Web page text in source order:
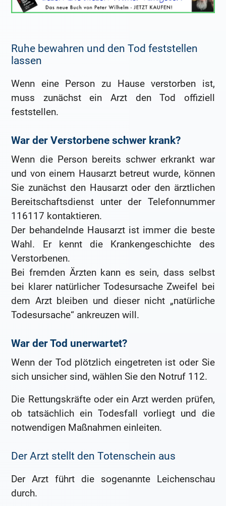
Ruhe bewahren und den Tod feststellen
lassen
Wenn eine Person zu Hause verstorben ist,
muss zunächst ein Arzt den Tod offiziell
feststellen.
War der Verstorbene schwer krank?
Wenn die Person bereits schwer erkrankt war
und von einem Hausarzt betreut wurde, können
Sie zunächst den Hausarzt oder den ärztlichen
Bereitschaftsdienst unter der Telefonnummer
116117 kontaktieren.
Der behandelnde Hausarzt ist immer die beste
Wahl. Er kennt die Krankengeschichte des
Verstorbenen.
Bei fremden Ärzten kann es sein, dass selbst
bei klarer natürlicher Todesursache Zweifel bei
dem Arzt bleiben und dieser nicht „natürliche
Todesursache“ ankreuzen will.
War der Tod unerwartet?
Wenn der Tod plötzlich eingetreten ist oder Sie
sich unsicher sind, wählen Sie den Notruf 112.
Die Rettungskräfte oder ein Arzt werden prüfen,
ob tatsächlich ein Todesfall vorliegt und die
notwendigen Maßnahmen einleiten.
Der Arzt stellt den Totenschein aus
Der Arzt führt die sogenannte Leichenschau
durch.